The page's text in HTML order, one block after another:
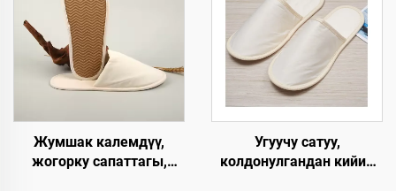
Жумшак калемдүү,
жогорку сапаттагы,
Угуучу сатуу,
колдонулгандан кийин